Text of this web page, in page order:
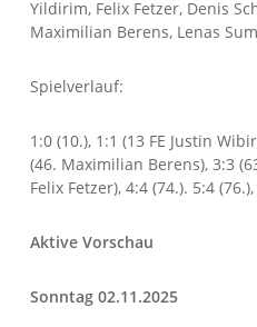
Yildirim, Felix Fetzer, Denis
Maximilian Berens, Lenas
Spielverlauf:
1:0 (10.), 1:1 (13 FE Justin
(46. Maximilian Berens), 3:3
Felix Fetzer), 4:4 (74.). 5:4
Aktive Vorschau
Sonntag 02.11.2025